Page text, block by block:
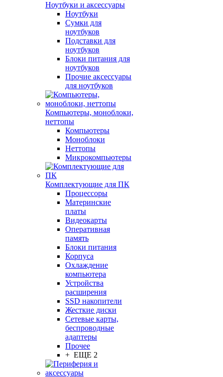
Ноутбуки и аксессуары
Ноутбуки
Сумки для
ноутбуков
Подставки для
ноутбуков
Блоки питания для
ноутбуков
Прочие аксессуары
для ноутбуков
Компьютеры, моноблоки,
неттопы
Компьютеры
Моноблоки
Неттопы
Микрокомпьютеры
Комплектующие для ПК
Процессоры
Материнские
платы
Видеокарты
Оперативная
память
Блоки питания
Корпуса
Охлаждение
компьютера
Устройства
расширения
SSD накопители
Жесткие диски
Сетевые карты,
беспроводные
адаптеры
Прочее
+ ЕЩЕ 2